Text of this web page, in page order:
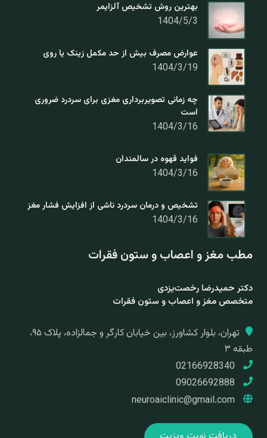
بهترین روش تشخیص آلزایمر
1404/5/3
عوارض مصرف بیش از حد مکمل زینک یا روی
1404/3/19
چه زمانی تصویربرداری مغزی برای سردرد ضروری
است
1404/3/16
فواید قهوه در سالمندان
1404/3/16
تشخیص و درمان سردرد ناشی از افزایش فشار مغز
1404/3/16
مطب مغز و اعصاب و ستون فقرات
دکتر حمیدرضا رخصت‌یزدی
متخصص مغز و اعصاب و ستون فقرات
تهران، بلوار کشاورز، بین خیابان کارگر و جمالزاده، پلاک ۹۵،
طبقه ۳
neuroaiclinic@gmail.com